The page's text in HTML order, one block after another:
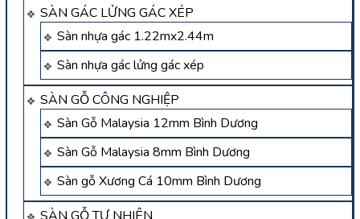
SÀN GÁC LỬNG GÁC XÉP
Sàn nhựa gác 1.22mx2.44m
Sàn nhựa gác lửng gác xép
SÀN GỖ CÔNG NGHIỆP
Sàn Gỗ Malaysia 12mm Bình Dương
Sàn Gỗ Malaysia 8mm Bình Dương
Sàn gỗ Xương Cá 10mm Bình Dương